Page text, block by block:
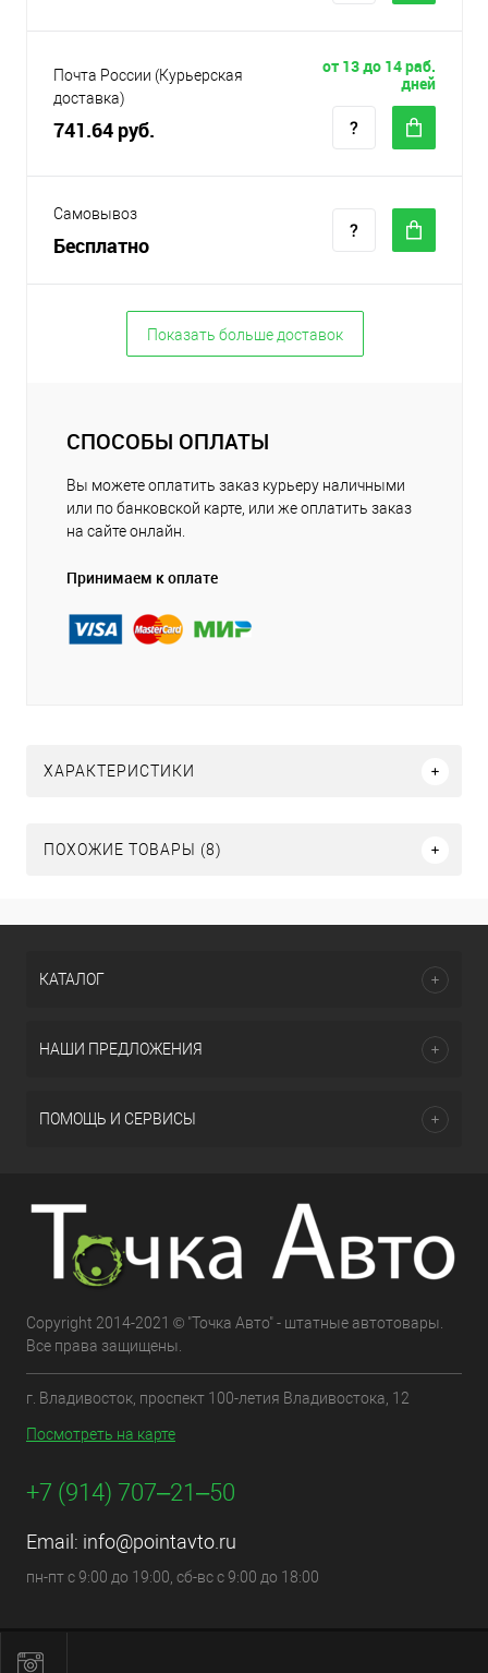
Почта России (Курьерская
доставка)
741.64 руб.
от 13 до 14 раб.
дней
Самовывоз
Бесплатно
Показать больше доставок
СПОСОБЫ ОПЛАТЫ
Вы можете оплатить заказ курьеру наличными
или по банковской карте, или же оплатить заказ
на сайте онлайн.
Принимаем к оплате
ХАРАКТЕРИСТИКИ
ПОХОЖИЕ ТОВАРЫ (8)
КАТАЛОГ
НАШИ ПРЕДЛОЖЕНИЯ
ПОМОЩЬ И СЕРВИСЫ
Copyright 2014-2021 © "Точка Авто" - штатные автотовары.
Все права защищены.
г. Владивосток, проспект 100-летия Владивостока, 12
Посмотреть на карте
+7 (914) 707‒21‒50
Email: info@pointavto.ru
пн-пт с 9:00 до 19:00, сб-вс с 9:00 до 18:00